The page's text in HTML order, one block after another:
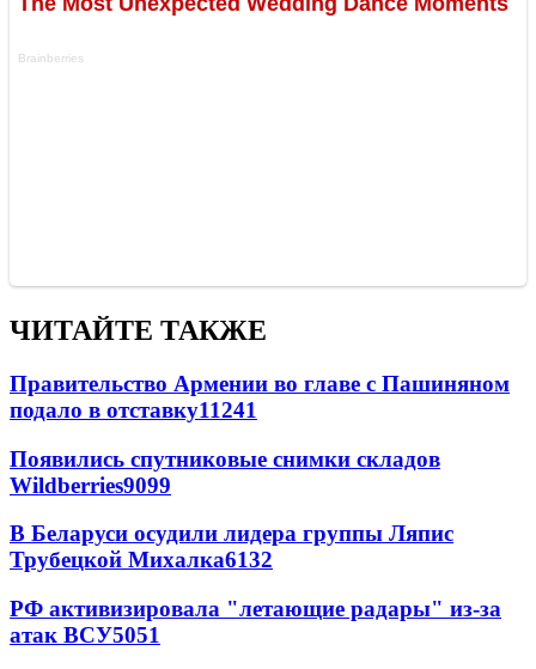
ЧИТАЙТЕ ТАКЖЕ
Правительство Армении во главе с Пашиняном
подало в отставку11241
Появились спутниковые снимки складов
Wildberries9099
В Беларуси осудили лидера группы Ляпис
Трубецкой Михалка6132
РФ активизировала "летающие радары" из-за
атак ВСУ5051